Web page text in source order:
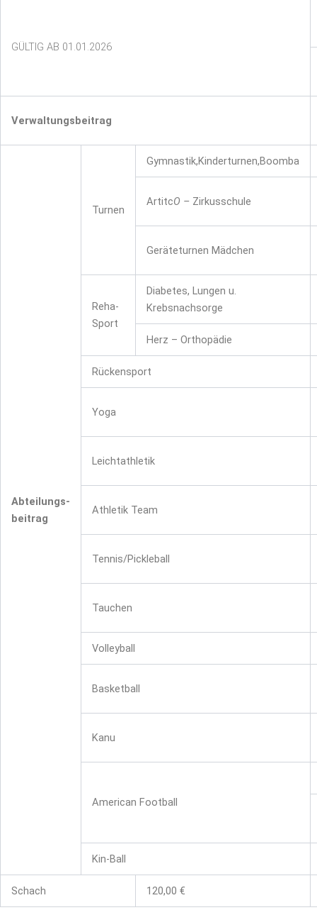
GÜLTIG AB 01.01.2026
Verwaltungsbeitrag
Abteilungs-
beitrag
Turnen
Gymnastik,Kinderturnen,Boomba
ArtitcO – Zirkusschule
Geräteturnen Mädchen
Reha-
Sport
Diabetes, Lungen u.
Krebsnachsorge
Herz – Orthopädie
Rückensport
Yoga
Leichtathletik
Athletik Team
Tennis/Pickleball
Tauchen
Volleyball
Basketball
Kanu
American Football
Kin-Ball
Schach 120,00 €